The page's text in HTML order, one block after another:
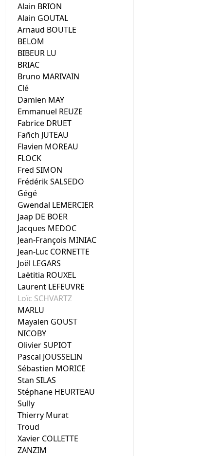
Alain BRION
Alain GOUTAL
Arnaud BOUTLE
BELOM
BIBEUR LU
BRIAC
Bruno MARIVAIN
Clé
Damien MAY
Emmanuel REUZE
Fabrice DRUET
Fañch JUTEAU
Flavien MOREAU
FLOCK
Fred SIMON
Frédérik SALSEDO
Gégé
Gwendal LEMERCIER
Jaap DE BOER
Jacques MEDOC
Jean-François MINIAC
Jean-Luc CORNETTE
Joël LEGARS
Laëtitia ROUXEL
Laurent LEFEUVRE
Loïc SCHVARTZ
MARLU
Mayalen GOUST
NICOBY
Olivier SUPIOT
Pascal JOUSSELIN
Sébastien MORICE
Stan SILAS
Stéphane HEURTEAU
Sully
Thierry Murat
Troud
Xavier COLLETTE
ZANZIM